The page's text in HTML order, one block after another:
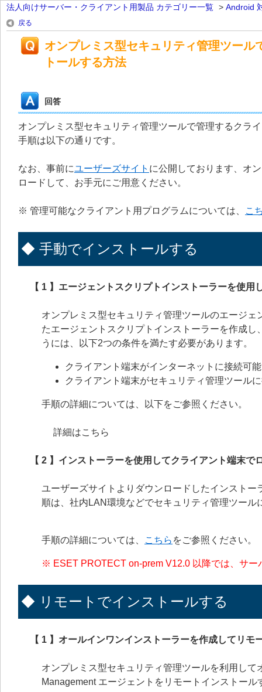
法人向けサーバー・クライアント用製品 カテゴリー一覧 > Android
戻る
オンプレミス型セキュリティ管理ツー
トールする方法
回答
オンプレミス型セキュリティ管理ツールで管理するクラ
手順は以下の通りです。
なお、事前にユーザーズサイト に公開しております、オ
ロードして、お手元にご用意ください。
※ 管理可能なクライアント用プログラムについては、 こ
◆ 手動でインストールする
【 1 】エージェントスクリプトインストーラーを使
オンプレミス型セキュリティ管理ツールのエージ
たエージェントスクリプトインストーラーを作成
うには、以下2つの条件を満たす必要があります。
クライアント端末がインターネットに接続可
クライアント端末がセキュリティ管理ツール
手順の詳細については、以下をご参照ください。
詳細はこちら
【 2 】インストーラーを使用してクライアント端末で
ユーザーズサイトよりダウンロードしたインスト
順は、社内LAN環境などでセキュリティ管理ツー
手順の詳細については、 こちら をご参照ください。
※ ESET PROTECT on-prem V12.0 以降では、サ
◆ リモートでインストールする
【 1 】オールインワンインストーラーを作成してリモ
オンプレミス型セキュリティ管理ツールを利用し
Management エージェントをリモートインストール